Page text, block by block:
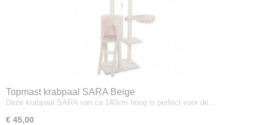
Topmast krabpaal SARA Beige
Deze krabpaal SARA van ca 140cm hoog is perfect voor de…
€ 45,00